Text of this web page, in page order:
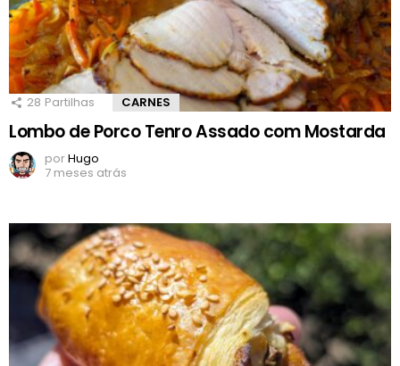
28 Partilhas CARNES
Lombo de Porco Tenro Assado com Mostarda
porHugo
7 meses atrás